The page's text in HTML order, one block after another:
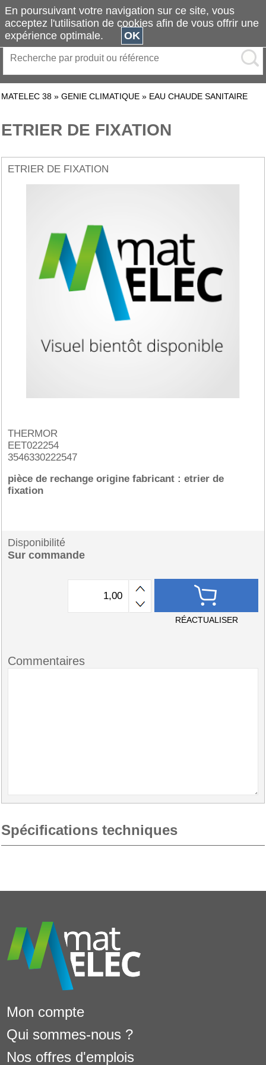
MATELEC 38 » GENIE CLIMATIQUE » EAU CHAUDE SANITAIRE
ETRIER DE FIXATION
ETRIER DE FIXATION
THERMOR
EET022254
3546330222547
pièce de rechange origine fabricant : etrier de
fixation
Disponibilité
Sur commande
RÉACTUALISER
Commentaires
Spécifications techniques
Mon compte
Qui sommes-nous ?
Nos offres d'emplois
En poursuivant votre navigation sur ce site, vous
acceptez l'utilisation de cookies afin de vous offrir une
expérience optimale.
OK